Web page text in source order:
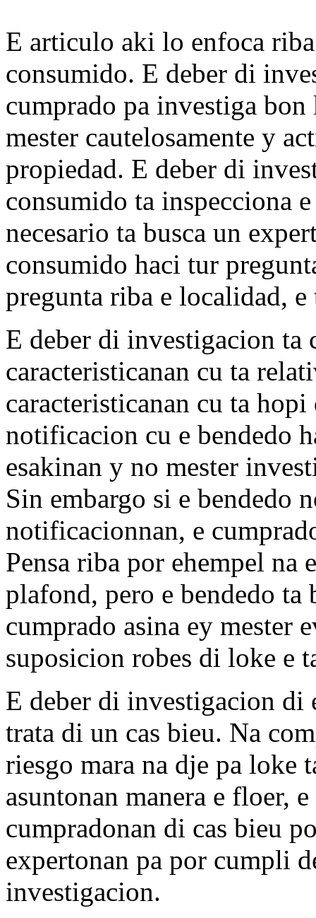
E articulo aki lo enfoca
consumido. E deber di
cumprado pa investiga
mester cautelosamente y
propiedad. E deber di
consumido ta inspecciona
necesario ta busca un
consumido haci tur
pregunta riba e localidad,
E deber di investigacion ta
caracteristicanan cu ta
caracteristicanan cu ta
notificacion cu e bendedo
esakinan y no mester
Sin embargo si e bendedo
notificacionnan, e
Pensa riba por ehempel na
plafond, pero e bendedo ta
cumprado asina ey mester
suposicion robes di loke e
E deber di investigacion di
trata di un cas bieu. Na
riesgo mara na dje pa loke
asuntonan manera e floer,
cumpradonan di cas bieu
expertonan pa por cumpli
investigacion.